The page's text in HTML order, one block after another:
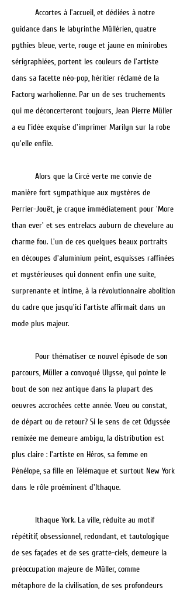
Accortes à l'accueil, et dédiées à notre
guidance dans le labyrinthe Müllérien, quatre
pythies bleue, verte, rouge et jaune en minirobes
sérigraphiées, portent les couleurs de l'artiste
dans sa facette néo-pop, héritier réclamé de la
Factory warholienne. Par un de ses truchements
qui me déconcerteront toujours, Jean Pierre Müller
a eu l'idée exquise d'imprimer Marilyn sur la robe
qu'elle enfile.
Alors que la Circé verte me convie de
manière fort sympathique aux mystères de
Perrier-Jouët, je craque immédiatement pour 'More
than ever' et ses entrelacs auburn de chevelure au
charme fou. L'un de ces quelques beaux portraits
en découpes d'aluminium peint, esquisses raffinées
et mystérieuses qui donnent enfin une suite,
surprenante et intime, à la révolutionnaire abolition
du cadre que jusqu'ici l'artiste affirmait dans un
mode plus majeur.
Pour thématiser ce nouvel épisode de son
parcours, Müller a convoqué Ulysse, qui pointe le
bout de son nez antique dans la plupart des
oeuvres accrochées cette année. Voeu ou constat,
de départ ou de retour? Si le sens de cet Odyssée
remixée me demeure ambigu, la distribution est
plus claire : l'artiste en Héros, sa femme en
Pénélope, sa fille en Télémaque et surtout New York
dans le rôle proéminent d'Ithaque.
Ithaque York. La ville, réduite au motif
répétitif, obsessionnel, redondant, et tautologique
de ses façades et de ses gratte-ciels, demeure la
préoccupation majeure de Müller, comme
métaphore de la civilisation, de ses profondeurs